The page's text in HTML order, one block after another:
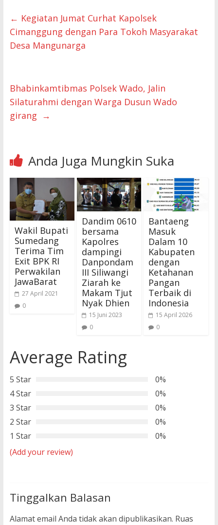
← Kegiatan Jumat Curhat Kapolsek
Cimanggung dengan Para Tokoh Masyarakat
Desa Mangunarga
Bhabinkamtibmas Polsek Wado, Jalin
Silaturahmi dengan Warga Dusun Wado
girang →
Anda Juga Mungkin Suka
Wakil Bupati
Sumedang
Terima Tim
Exit BPK RI
Perwakilan
JawaBarat
27 April 2021
0
Dandim 0610
bersama
Kapolres
dampingi
Danpondam
III Siliwangi
Ziarah ke
Makam Tjut
Nyak Dhien
15 Juni 2023
0
Bantaeng
Masuk
Dalam 10
Kabupaten
dengan
Ketahanan
Pangan
Terbaik di
Indonesia
15 April 2026
0
Average Rating
5 Star
0%
4 Star
0%
3 Star
0%
2 Star
0%
1 Star
0%
(Add your review)
Tinggalkan Balasan
Alamat email Anda tidak akan dipublikasikan. Ruas